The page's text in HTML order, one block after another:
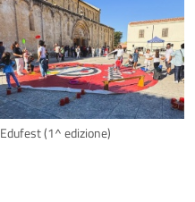
Edufest (1^ edizione)